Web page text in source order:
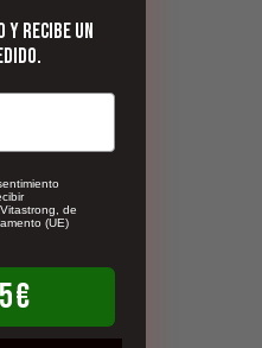
recibe un
de
(UE)